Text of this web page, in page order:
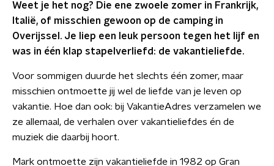
Weet je het nog? Die ene zwoele zomer in Frankrijk,
Italië, of misschien gewoon op de camping in
Overijssel. Je liep een leuk persoon tegen het lijf en
was in één klap stapelverliefd: de vakantieliefde.
Voor sommigen duurde het slechts één zomer, maar
misschien ontmoette jij wel de liefde van je leven op
vakantie. Hoe dan ook: bij VakantieAdres verzamelen we
ze allemaal, de verhalen over vakantieliefdes én de
muziek die daarbij hoort.
Mark ontmoette zijn vakantieliefde in 1982 op Gran